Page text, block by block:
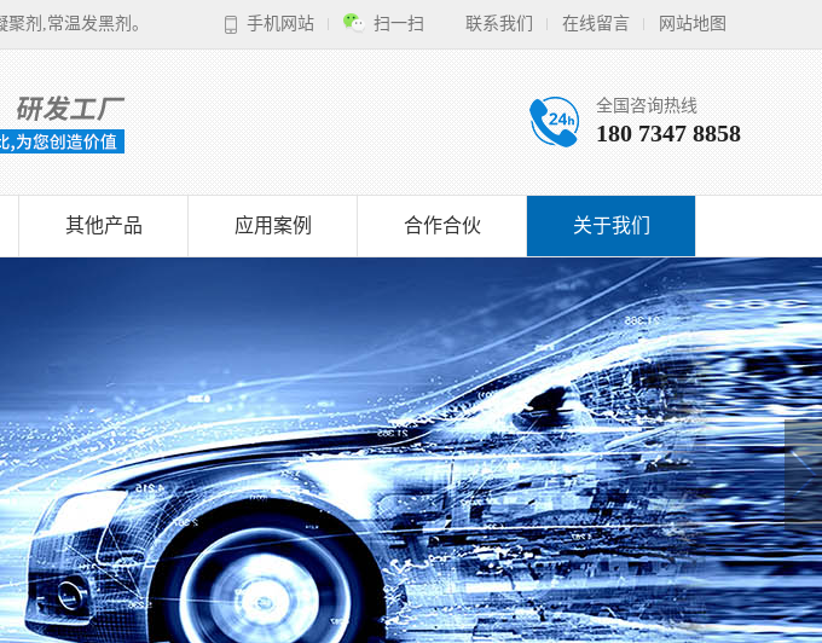
剂,常温发黑剂。 联系我们 在线留言 网站地图
手机网站 扫一扫
全国咨询热线
180 7347 8858
其他产品 应用案例 合作合伙 关于我们